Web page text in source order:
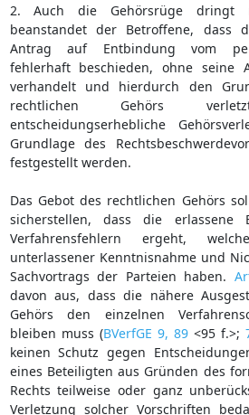
2. Auch die Gehörsrüge
beanstandet der Betroffene, dass
Antrag auf Entbindung vom
fehlerhaft beschieden, ohne seine
verhandelt und hierdurch den
rechtlichen Gehörs
entscheidungserhebliche
Grundlage des
festgestellt werden.
Das Gebot des rechtlichen Gehörs
sicherstellen, dass die erlassene
Verfahrensfehlern ergeht,
unterlassener Kenntnisnahme und
Sachvortrags der Parteien haben.
davon aus, dass die nähere
Gehörs den einzelnen
bleiben muss (BVerfGE 9, 89<95 f.>;
keinen Schutz gegen
eines Beteiligten aus Gründen des
Rechts teilweise oder ganz
Verletzung solcher Vorschriften